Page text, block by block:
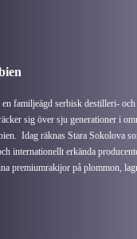
en familjeägd serbisk destilleri-
sig över sju generationer i
Idag räknas Stara Sokolova
internationellt erkända
premiumrakijor på plommon,